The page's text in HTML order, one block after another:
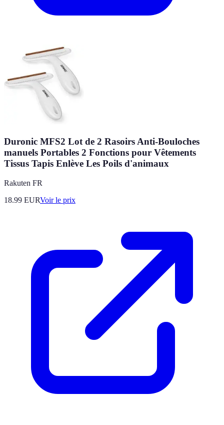
Duronic MFS2 Lot de 2 Rasoirs Anti-Bouloches
manuels Portables 2 Fonctions pour Vêtements
Tissus Tapis Enlève Les Poils d'animaux
Rakuten FR
18.99 EURVoir le prix